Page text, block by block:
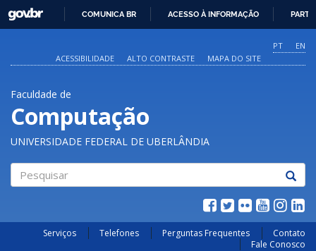
O
CONTEÚDO
GOVBR
COMUNICA BR ACESSO À INFORMAÇÃO
PT
EN
ACESSIBILIDADE
ALTO CONTRASTE MAPA DO SITE
Faculdade de
Computação
UNIVERSIDADE FEDERAL DE UBERLÂNDIA
Serviços Telefones Perguntas Frequentes
Contato
Fale Conosco